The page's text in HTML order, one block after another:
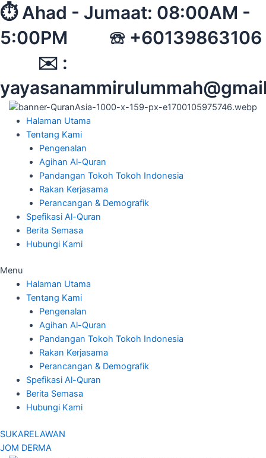
Skip
to
content
⏱︎ Ahad - Jumaat: 08:00AM -
5:00PM ☏ +60139863106
✉︎ :
Halaman Utama
Tentang Kami
Pengenalan
Agihan Al-Quran
Pandangan Tokoh Tokoh Indonesia
Rakan Kerjasama
Perancangan & Demografik
Spefikasi Al-Quran
Berita Semasa
Hubungi Kami
Menu
Halaman Utama
Tentang Kami
Pengenalan
Agihan Al-Quran
Pandangan Tokoh Tokoh Indonesia
Rakan Kerjasama
Perancangan & Demografik
Spefikasi Al-Quran
Berita Semasa
Hubungi Kami
SUKARELAWAN
JOM DERMA